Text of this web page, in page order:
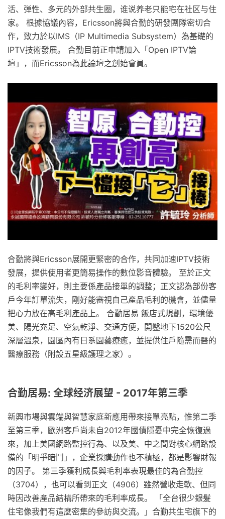
活、弹性、多元的外部共生圈，谁说养老只能宅在社区与住
家。 根據協議內容，Ericsson將與合勤的研發團隊密切合
作，致力於以IMS（IP Multimedia Subsystem）為基礎的
IPTV技術發展。 合勤目前正申請加入「Open IPTV論
壇」，而Ericsson為此論壇之創始會員。
合勤將與Ericsson展開更緊密的合作，共同加速IPTV技術
發展，提供使用者更簡易操作的數位影音體驗。 至於正文
的毛利率變好，則主要係產品接單的調整；正文認為部份客
戶今年訂單流失，剛好能審視自己產品毛利的機會，並儘量
把心力放在高毛利產品上。 合勤居易 飯店式規劃，環境優
美、陽光充足、空氣乾淨、交通方便，開鑿地下1520公尺
深層溫泉，園區內有日系園藝療癒，並提供住戶隨需而醫的
醫療服務（附設五星級護理之家）。
合勤居易: 全球经济展望 - 2017年第三季
新興市場與雲端與智慧家庭新應用帶來接單亮點，惟第二季
至第三季，歐洲客戶尚未自2012年國債隱憂中完全恢復過
來，加上美國網路監控行為、以及美、中之間對核心網路設
備的「明爭暗鬥」，企業採購動作也不積極，都是影響財報
的因子。 第三季獲利成長與毛利率表現最佳的為合勤控
（3704），也可以看到正文（4906）雖然營收走軟、但同
時因改善產品結構所帶來的毛利率成長。 「全台很少銀髮
住宅像我們有這麼密集的參訪與交流。」合勤共生宅旗下的